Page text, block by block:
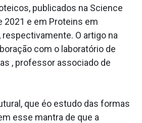
publicados na Science
2021 e em Proteins em
O artigo na
com o laboratório de
, professor associado de
que éo estudo das formas
esse mantra de que a